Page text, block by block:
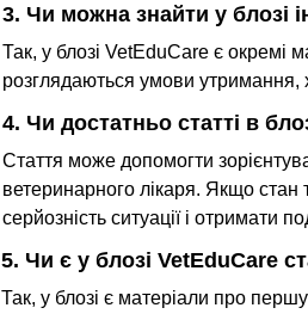
3. Чи можна знайти у блозі
Так, у блозі VetEduCare є окремі
розглядаються умови утримання,
4. Чи достатньо статті в
Стаття може допомогти
ветеринарного лікаря. Якщо
серйозність ситуації і отримати
5. Чи є у блозі VetEduCare
Так, у блозі є матеріали про першу